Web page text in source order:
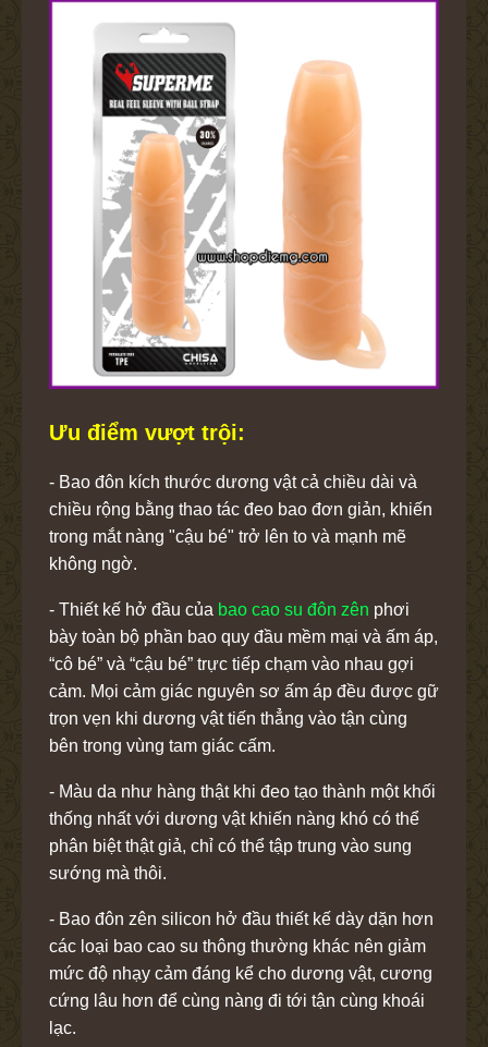
Ưu điểm vượt trội:
- Bao đôn kích thước dương vật cả chiều dài và
chiều rộng bằng thao tác đeo bao đơn giản, khiến
trong mắt nàng "cậu bé" trở lên to và mạnh mẽ
không ngờ.
- Thiết kế hở đầu của bao cao su đôn zên phơi
bày toàn bộ phần bao quy đầu mềm mại và ấm áp,
“cô bé” và “cậu bé” trực tiếp chạm vào nhau gợi
cảm. Mọi cảm giác nguyên sơ ấm áp đều được gữ
trọn vẹn khi dương vật tiến thẳng vào tận cùng
bên trong vùng tam giác cấm.
- Màu da như hàng thật khi đeo tạo thành một khối
thống nhất với dương vật khiến nàng khó có thể
phân biệt thật giả, chỉ có thể tập trung vào sung
sướng mà thôi.
- Bao đôn zên silicon hở đầu thiết kế dày dặn hơn
các loại bao cao su thông thường khác nên giảm
mức độ nhạy cảm đáng kể cho dương vật, cương
cứng lâu hơn để cùng nàng đi tới tận cùng khoái
lạc.